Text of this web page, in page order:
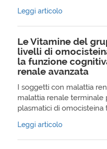
Leggi articolo
Le Vitamine del
livelli di
la funzione
renale avanzata
I soggetti con malattia
malattia renale terminale
plasmatici di omocisteina
Leggi articolo